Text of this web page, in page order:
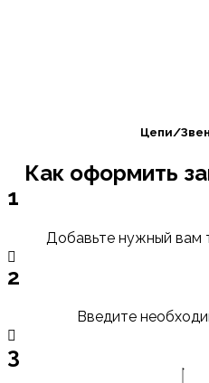
Цепи/
Как оформить
1
Добавьте нужный вам
2
Введите
3